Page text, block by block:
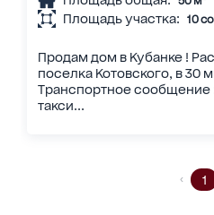
Площадь участка: 10
Продам дом в Кубанке !
поселка Котовского, в 30
Транспортное сообщение
такси...
1